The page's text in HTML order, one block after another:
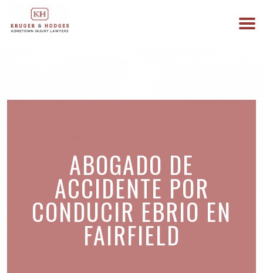
ESTAMOS DISPONIBLES 24/7
ABOGADO DE
ACCIDENTE POR
CONDUCIR EBRIO EN
FAIRFIELD